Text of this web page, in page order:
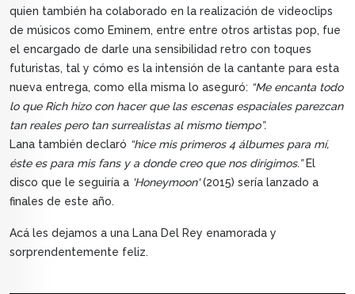
quien también ha colaborado en la realización de videoclips
de músicos como Eminem, entre entre otros artistas pop, fue
el encargado de darle una sensibilidad retro con toques
futuristas, tal y cómo es la intensión de la cantante para esta
nueva entrega, como ella misma lo aseguró: “Me encanta todo
lo que Rich hizo con hacer que las escenas espaciales parezcan
tan reales pero tan surrealistas al mismo tiempo”.
Lana también declaró “hice mis primeros 4 álbumes para mí,
éste es para mis fans y a donde creo que nos dirigimos.” El
disco que le seguiría a 'Honeymoon'(2015) sería lanzado a
finales de este año.
Acá les dejamos a una Lana Del Rey enamorada y
sorprendentemente feliz.